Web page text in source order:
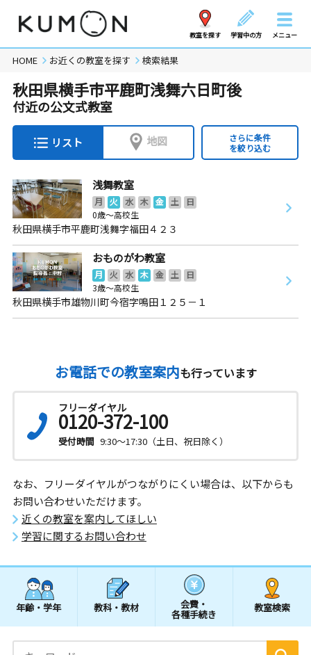
教室を探す 学習中の方 メニュー
HOME お近くの教室を探す 検索結果
秋田県横手市平鹿町浅舞六日町後
付近の公文式教室
リスト 地図
さらに条件
を絞り込む
浅舞教室
月 火 水 木 金 土
日
0歳～高校生
秋田県横手市平鹿町浅舞字福田４２３
おものがわ教室
月 火 水 木 金 土
日
3歳～高校生
秋田県横手市雄物川町今宿字鳴田１２５－１
お電話での教室案内も行っています
フリーダイヤル
0120-372-100
受付時間 9:30～17:30（土日、祝日除く）
なお、フリーダイヤルがつながりにくい場合は、以下からも
お問い合わせいただけます。
近くの教室を案内してほしい
学習に関するお問い合わせ
年齢・学年 教科・教材 会費・
各種手続き
教室検索